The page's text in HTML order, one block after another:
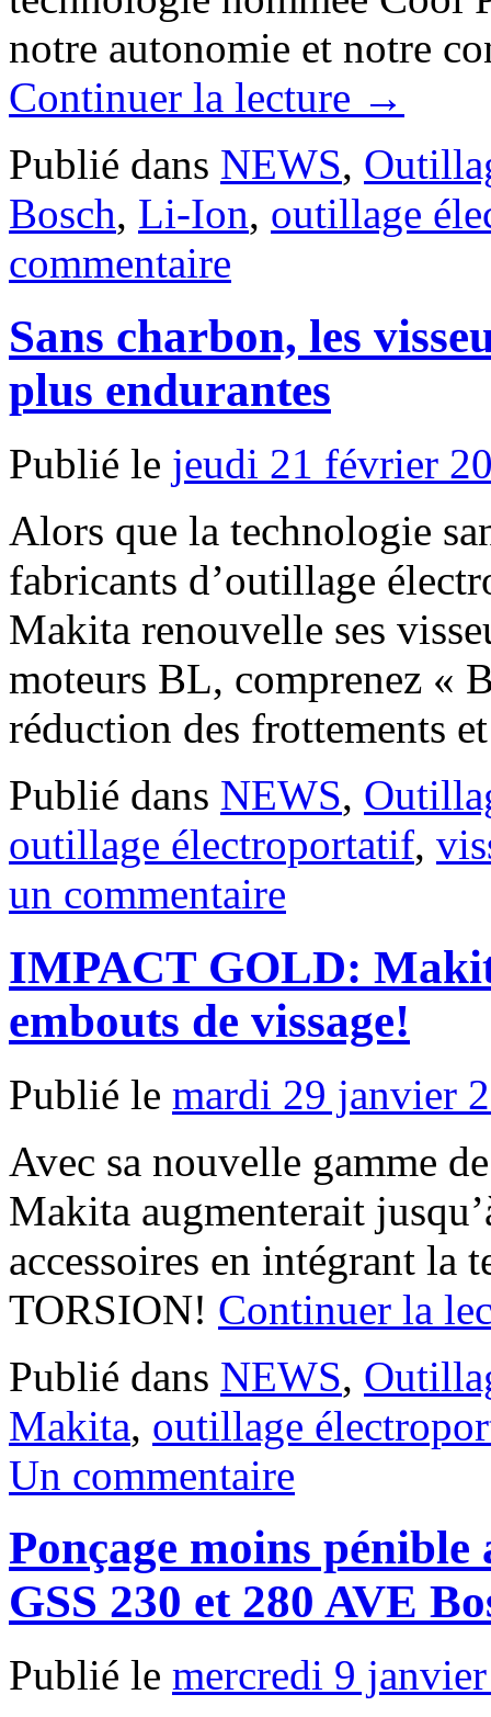
notre autonomie et notre
Continuer la lecture →
Publié dans NEWS,
Bosch, Li-Ion, outillage
commentaire
Sans charbon, les
plus endurantes
Publié le jeudi 21 février
Alors que la technologie
fabricants d’outillage
Makita renouvelle ses
moteurs BL, comprenez «
réduction des frottements
Publié dans NEWS,
outillage électroportatif,
un commentaire
IMPACT GOLD:
embouts de vissage!
Publié le mardi 29 janvier
Avec sa nouvelle gamme
Makita augmenterait
accessoires en intégrant
TORSION! Continuer la
Publié dans NEWS,
Makita, outillage
Un commentaire
Ponçage moins
GSS 230 et 280 AVE
Publié le mercredi 9